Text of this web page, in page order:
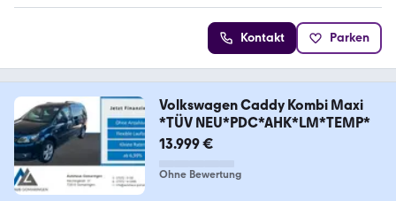
Kontakt Parken
Volkswagen Caddy Kombi Maxi
*TÜV NEU*PDC*AHK*LM*TEMP*
13.999 €
Ohne Bewertung